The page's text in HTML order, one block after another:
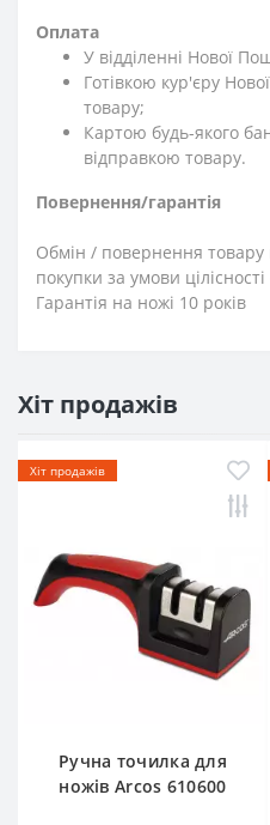
Оплата
У відділенні Нової
Готівкою кур'єру
товару;
Картою будь-якого
відправкою товару.
Повернення/гарантія
Обмін / повернення товару
покупки за умови
Гарантія на ножі 10 років
Хіт продажів
Хіт продажів
Ручна точилка для
ножів Arcos 610600